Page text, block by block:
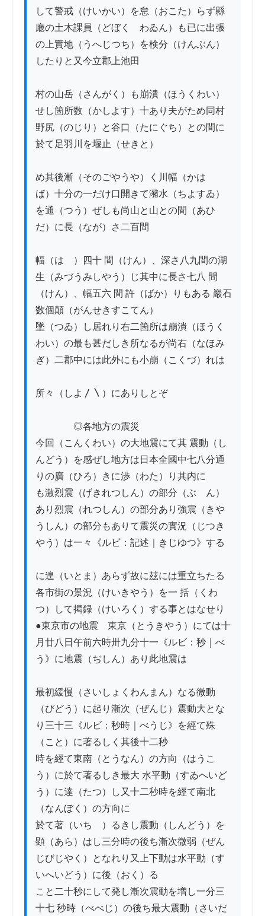
して警戒（けいかい）を怠（おこた）らず縣
廰の土木課員（どぼくゝわゐん）も已に出張
の上實地（うへじつち）を検分（けんぶん）
したりと又今立郡上池田
村の山岳（さんがく）も崩潰（ほうくわい）
せし箇所数（かしよす）十あり夫がため同村
野尻（のじり）と谷口（たにぐち）との間に
於て足羽川を堰止（せきと）
め其後漸（そのごやうや）く川幅（かはゝ
ば）十分の一だけ口開きて瀦水（ちよすゐ）
を通（つう）ぜしも尚山と山との間（あひ
だ）に長（なが）さ二百間
幅（はゞ）四十 間（けん）、深さ八九間の湖
生（みづうみしやう）じ其中に長さ七八 間
（けん）、幅五六 間 許（ばか）りもある 巖石
数個顛（がんせきすこてん）
墜（つゐ）し居れり右二箇所は崩潰（ほうく
わい）の最も甚だしき所なるが尚右（なほみ
ぎ）二郡中には此外にも小崩（こくづ）れは
所々（しよ〳〵）にありしとぞ
◎各地方の震災
今回（こんくわい）の大地震にて其 震動（し
んどう）を感ぜし地方は日本全國中七八分通
りの廣（ひろ）きに渉（わた）り其内に
も激烈震（げきれつしん）の部分（ぶゝん）
あり烈震（れつしん）の部分あり強震（きや
うしん）の部分もありて震災の實況（じつき
やう）は一々《ルビ：記述｜きじゆつ》する
に遑（いとま）あらず故に玆には重立ちたる
各市街の景況（けいきやう）を一 括（くわ
つ）して掲録（けいろく）する事とはなせり
●東京市の地震　東京（とうきやう）にては十
月廿八日午前六時卅九分十一《ルビ：秒｜べ
う》に地震（ぢしん）あり此地震は
最初緩慢（さいしょくわんまん）なる微動
（びどう）に起り漸次（ぜんじ）震動大とな
り三十三《ルビ：秒時｜べうじ》を經て殊
（こと）に著るしく其後十二秒
時を經て東南（とうなん）の方向（はうこ
う）に於て著るしき最大 水平動（すゐへいど
う）に達（たつ）し又十二秒時を經て南北
（なんぼく）の方向に
於て著（いちゞ）るきし震動（しんどう）を
顕（あら）はし三分時の後ち漸次微弱（ぜん
じびじやく）となれり又上下動は水平動（す
いへいどう）に後（おく）るゝ
こと二十秒にして発し漸次震動を増し一分三
十七 秒時（べべじ）の後ち最大震動（さいだ